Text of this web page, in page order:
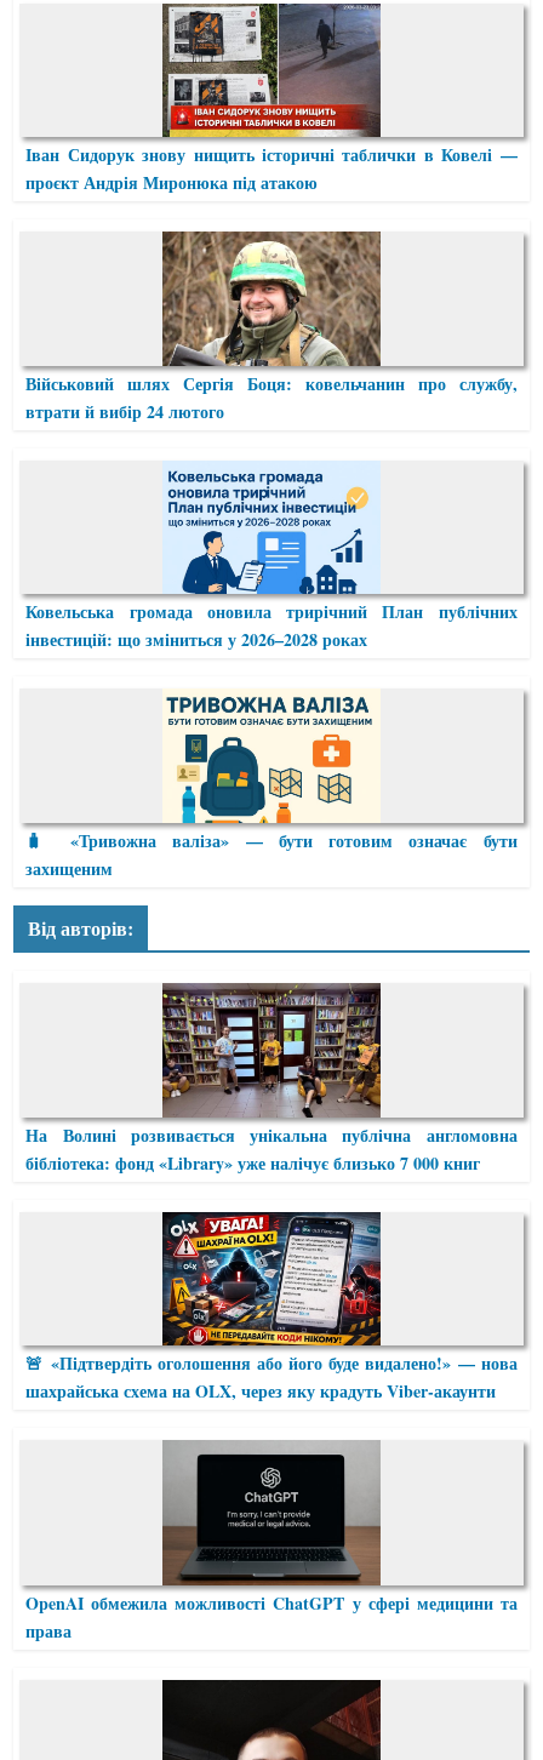
Іван Сидорук знову нищить історичні таблички в Ковелі —
проєкт Андрія Миронюка під атакою
Військовий шлях Сергія Боця: ковельчанин про службу,
втрати й вибір 24 лютого
Ковельська громада оновила трирічний План публічних
інвестицій: що зміниться у 2026–2028 роках
🧳 «Тривожна валіза» — бути готовим означає бути
захищеним
Від авторів:
На Волині розвивається унікальна публічна англомовна
бібліотека: фонд «Library» уже налічує близько 7 000 книг
🚨 «Підтвердіть оголошення або його буде видалено!» — нова
шахрайська схема на OLX, через яку крадуть Viber-акаунти
OpenAI обмежила можливості ChatGPT у сфері медицини та
права